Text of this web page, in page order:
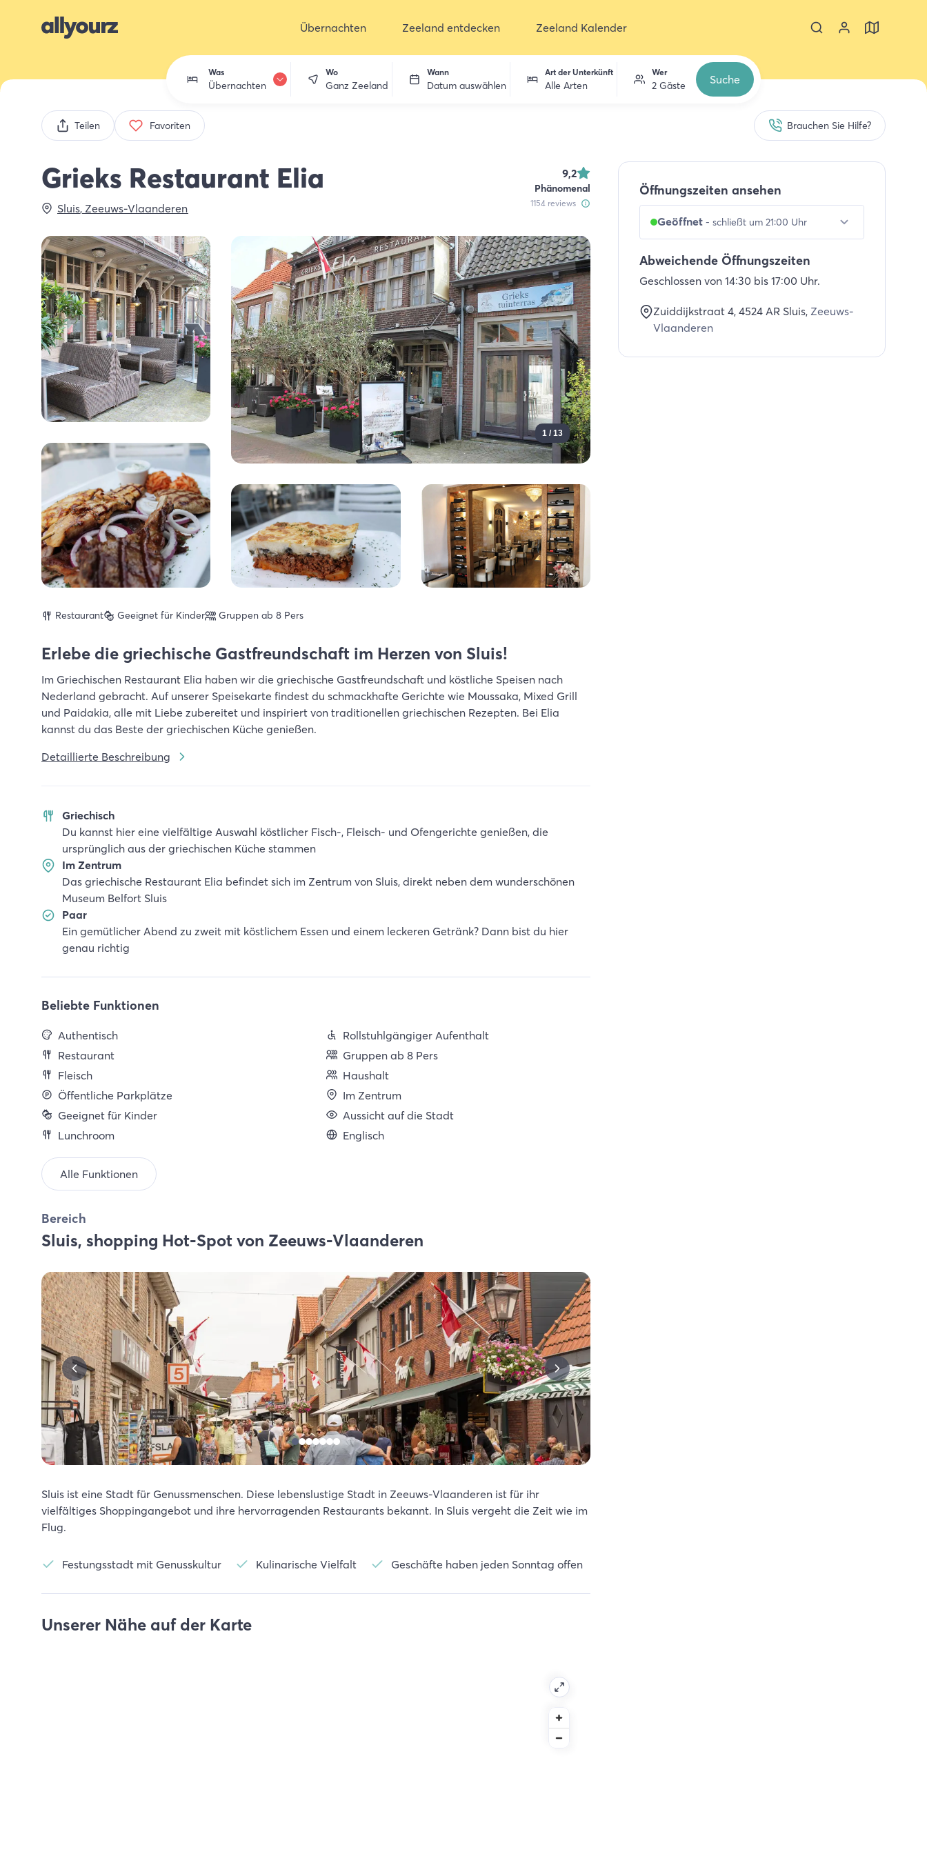
Übernachten Zeeland entdecken Zeeland Kalender
Was
Übernachten
Aktivitäten
Zeeland entdecken
Wo
Ganz Zeeland
Wann
Datum auswählen
Art der Unterkünft
Alle Arten
Wer
2 Gäste Suche
Teilen Favoriten Brauchen Sie Hilfe?
Grieks Restaurant Elia 9,2
Phänomenal
1154reviews
Sluis, Zeeuws-Vlaanderen
1 / 13
Restaurant Geeignet für Kinder Gruppen ab 8 Pers
Erlebe die griechische Gastfreundschaft im Herzen von Sluis!
Im Griechischen Restaurant Elia haben wir die griechische Gastfreundschaft und köstliche Speisen nach
Nederland gebracht. Auf unserer Speisekarte findest du schmackhafte Gerichte wie Moussaka, Mixed Grill
und Paidakia, alle mit Liebe zubereitet und inspiriert von traditionellen griechischen Rezepten. Bei Elia
kannst du das Beste der griechischen Küche genießen.
Detaillierte Beschreibung
Griechisch
Du kannst hier eine vielfältige Auswahl köstlicher Fisch-, Fleisch- und Ofengerichte genießen, die
ursprünglich aus der griechischen Küche stammen
Im Zentrum
Das griechische Restaurant Elia befindet sich im Zentrum von Sluis, direkt neben dem wunderschönen
Museum Belfort Sluis
Paar
Ein gemütlicher Abend zu zweit mit köstlichem Essen und einem leckeren Getränk? Dann bist du hier
genau richtig
Beliebte Funktionen
Authentisch
Restaurant
Fleisch
Öffentliche Parkplätze
Geeignet für Kinder
Lunchroom
Rollstuhlgängiger Aufenthalt
Gruppen ab 8 Pers
Haushalt
Im Zentrum
Aussicht auf die Stadt
Englisch
Alle Funktionen
Bereich
Sluis, shopping Hot-Spot von Zeeuws-Vlaanderen
Sluis ist eine Stadt für Genussmenschen. Diese lebenslustige Stadt in Zeeuws-Vlaanderen ist für ihr
vielfältiges Shoppingangebot und ihre hervorragenden Restaurants bekannt. In Sluis vergeht die Zeit wie im
Flug.
Festungsstadt mit Genusskultur Kulinarische Vielfalt Geschäfte haben jeden Sonntag offen
Unserer Nähe auf der Karte
Öffnungszeiten ansehen
Geöffnet- schließt um 21:00 Uhr
Abweichende Öffnungszeiten
Geschlossen von 14:30 bis 17:00 Uhr.
Zuiddijkstraat 4, 4524 AR Sluis, Zeeuws-
Vlaanderen